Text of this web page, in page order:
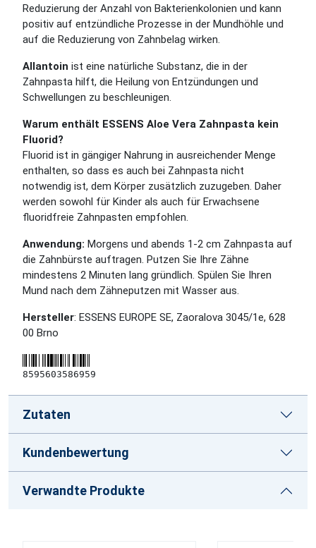
Reduzierung der Anzahl von Bakterienkolonien und kann
positiv auf entzündliche Prozesse in der Mundhöhle und
auf die Reduzierung von Zahnbelag wirken.
Allantoin ist eine natürliche Substanz, die in der
Zahnpasta hilft, die Heilung von Entzündungen und
Schwellungen zu beschleunigen.
Warum enthält ESSENS Aloe Vera Zahnpasta kein
Fluorid?
Fluorid ist in gängiger Nahrung in ausreichender Menge
enthalten, so dass es auch bei Zahnpasta nicht
notwendig ist, dem Körper zusätzlich zuzugeben. Daher
werden sowohl für Kinder als auch für Erwachsene
fluoridfreie Zahnpasten empfohlen.
Anwendung: Morgens und abends 1-2 cm Zahnpasta auf
die Zahnbürste auftragen. Putzen Sie Ihre Zähne
mindestens 2 Minuten lang gründlich. Spülen Sie Ihren
Mund nach dem Zähneputzen mit Wasser aus.
Hersteller: ESSENS EUROPE SE, Zaoralova 3045/1e, 628
00 Brno
8595603586959
Zutaten
Kundenbewertung
Verwandte Produkte